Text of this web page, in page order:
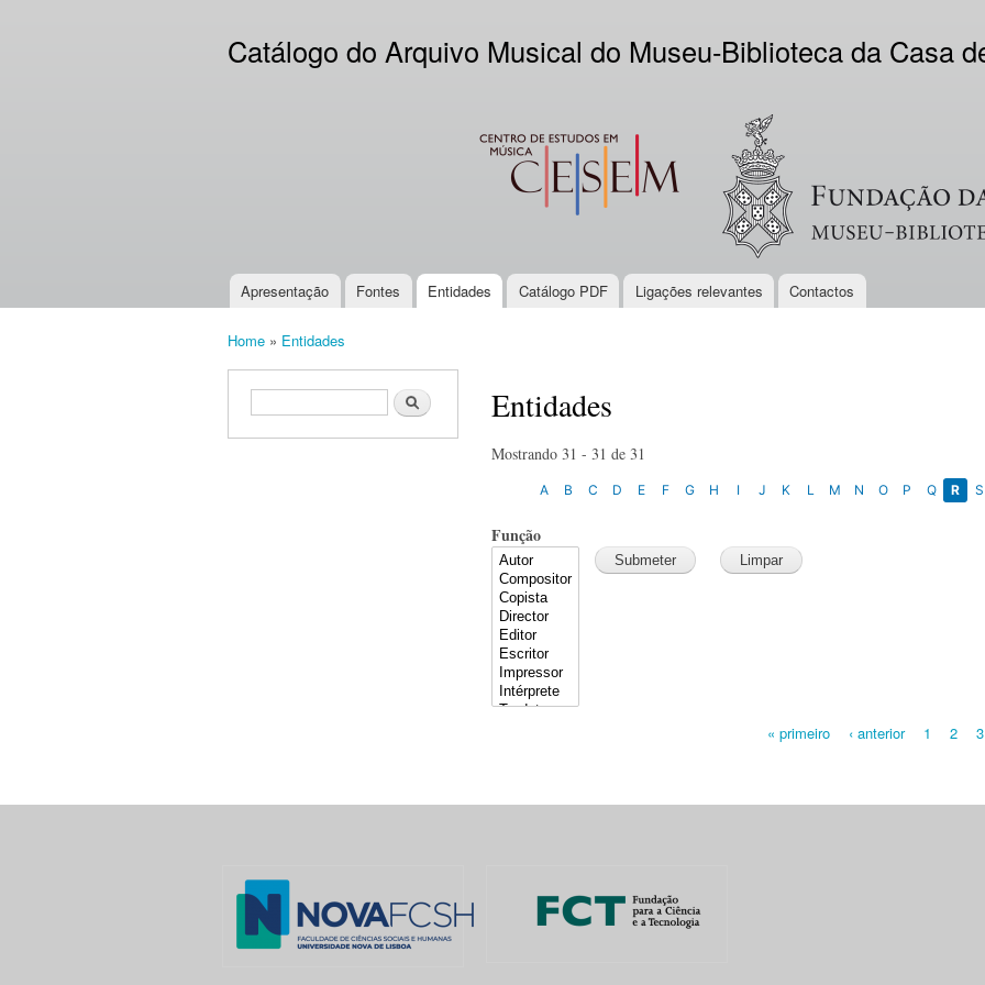
content
Catálogo do Arquivo Musical do Museu-Biblioteca da Casa
CESEM Logo VV
Main menu
Apresentação Fontes Entidades Catálogo PDF Ligações relevantes Contactos
Home » Entidades
Search form Search Entidades
Mostrando 31 - 31 de 31
A B C D E F G H I J K L M N O P Q R S
Função
« primeiro ‹ anterior 1 2 3